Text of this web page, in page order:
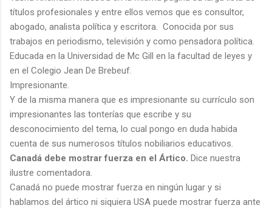
títulos profesionales y entre ellos vemos que es consultor,
abogado, analista política y escritora. Conocida por sus
trabajos en periodismo, televisión y como pensadora política.
Educada en la Universidad de Mc Gill en la facultad de leyes y
en el Colegio Jean De Brebeuf.
Impresionante.
Y de la misma manera que es impresionante su currículo son
impresionantes las tonterías que escribe y su
desconocimiento del tema, lo cual pongo en duda habida
cuenta de sus numerosos títulos nobiliarios educativos.
Canadá debe mostrar fuerza en el Ártico. Dice nuestra
ilustre comentadora.
Canadá no puede mostrar fuerza en ningún lugar y si
hablamos del ártico ni siquiera USA puede mostrar fuerza ante